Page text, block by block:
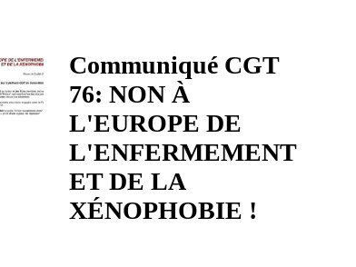
Communiqué CGT
76: NON À
L'EUROPE DE
L'ENFERMEMENT
ET DE LA
XÉNOPHOBIE !